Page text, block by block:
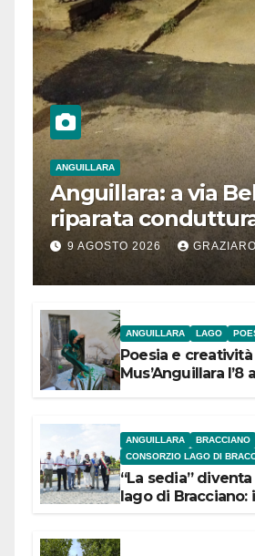
ANGUILLARA
Anguillara: a via
riparata
segnalazione IdD
9 AGOSTO 2026
ANGUILLARA LAGO
Poesia e
Mus’Anguillara
ANGUILLARA
BRACCIANO
CONSORZIO LAGO DI
“La sedia”
lago di Bracciano: